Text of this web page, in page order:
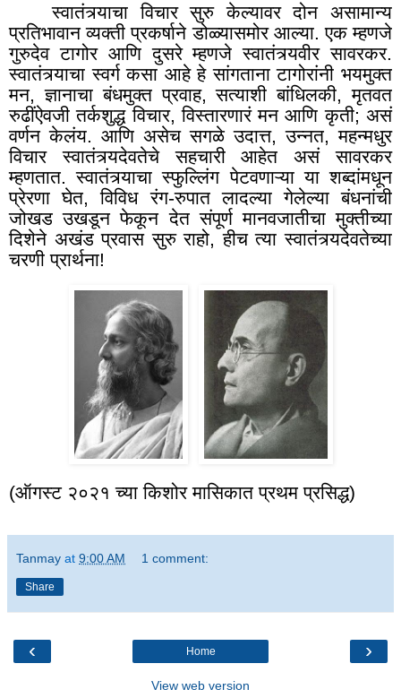
स्वातंत्र्याचा विचार सुरु केल्यावर दोन असामान्य
प्रतिभावान व्यक्ती प्रकर्षाने डोळ्यासमोर आल्या. एक म्हणजे
गुरुदेव टागोर आणि दुसरे म्हणजे स्वातंत्र्यवीर सावरकर.
स्वातंत्र्याचा स्वर्ग कसा आहे हे सांगताना टागोरांनी भयमुक्त
मन, ज्ञानाचा बंधमुक्त प्रवाह, सत्याशी बांधिलकी, मृतवत
रुढींऐवजी तर्कशुद्ध विचार, विस्तारणारं मन आणि कृती; असं
वर्णन केलंय. आणि असेच सगळे उदात्त, उन्नत, महन्मधुर
विचार स्वातंत्र्यदेवतेचे सहचारी आहेत असं सावरकर
म्हणतात. स्वातंत्र्याचा स्फुल्लिंग पेटवणाऱ्या या शब्दांमधून
प्रेरणा घेत, विविध रंग-रुपात लादल्या गेलेल्या बंधनांची
जोखड उखडून फेकून देत संपूर्ण मानवजातीचा मुक्तीच्या
दिशेने अखंड प्रवास सुरु राहो, हीच त्या स्वातंत्र्यदेवतेच्या
चरणी प्रार्थना!
(ऑगस्ट २०२१ च्या किशोर मासिकात प्रथम प्रसिद्ध)
Tanmay at 9:00 AM 1 comment:
Share
‹ ›
Home
View web version